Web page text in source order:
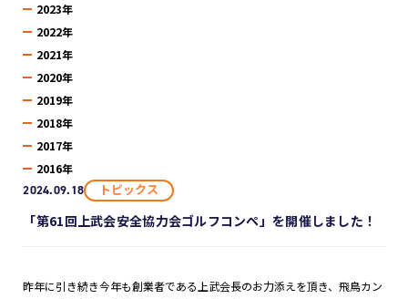
2023年
2022年
2021年
2020年
2019年
2018年
2017年
2016年
2024.09.18 トピックス
「第61回上武会安全協力会ゴルフコンペ」を開催しました！
昨年に引き続き今年も創業者である上武会長のお力添えを頂き、飛鳥カン